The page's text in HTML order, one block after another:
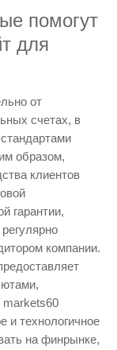
помогут
для
от
счетах, в
образом,
клиентов
гарантии,
компании.
markets60
и технологичное
на финрынке,